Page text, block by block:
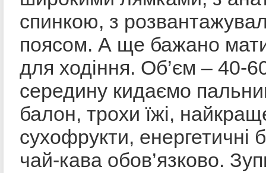
спинкою, з
поясом. А ще бажано
для ходіння. Об’єм – 40-
середину кидаємо
балон, трохи їжі,
сухофрукти, енергетичні
чай-кава обов’язково.